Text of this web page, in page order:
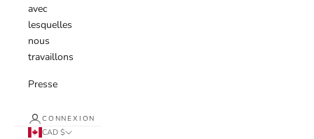
avec
lesquelles
nous
travaillons
Presse
CONNEXION
CAD $